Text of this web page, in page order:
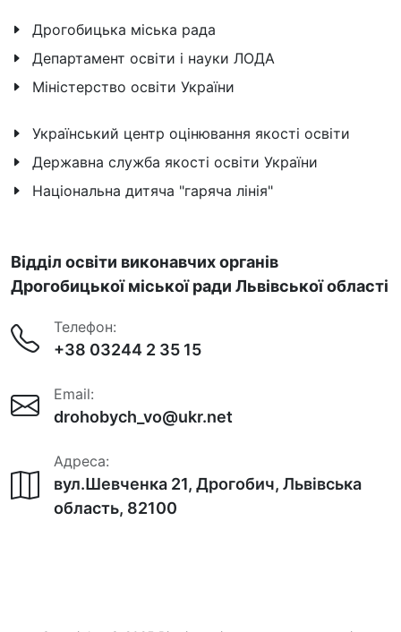
Дрогобицька міська рада
Департамент освіти і науки ЛОДА
Міністерство освіти України
Український центр оцінювання якості освіти
Державна служба якості освіти України
Національна дитяча "гаряча лінія"
Відділ освіти виконавчих органів
Дрогобицької міської ради Львівської області
Телефон:
+38 03244 2 35 15
Email:
drohobych_vo@ukr.net
Адреса:
вул.Шевченка 21, Дрогобич, Львівська
область, 82100